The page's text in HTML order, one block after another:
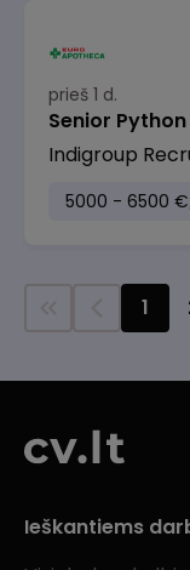
prieš 1 d.
Senior
Indigroup
5000 - 6500
1
Ieškantiems